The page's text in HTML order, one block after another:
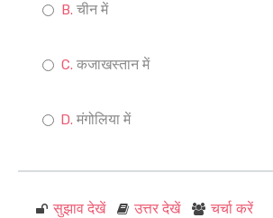
चीन में
कजाखस्तान में
मंगोलिया में
सुझाव देखें उत्तर देखें चर्चा करें